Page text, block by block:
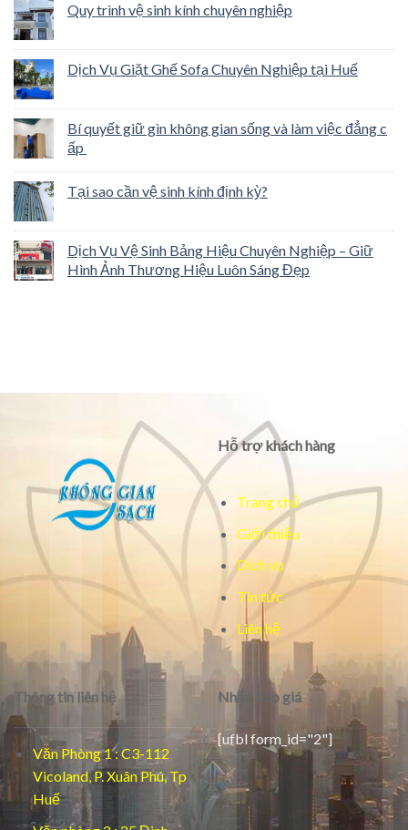
Quy trình vệ sinh kính chuyên nghiệp
Dịch Vụ Giặt Ghế Sofa Chuyên Nghiệp tại Huế
Bí quyết giữ gìn không gian sống và làm việc đẳng c
ấp
Tại sao cần vệ sinh kính định kỳ?
Dịch Vụ Vệ Sinh Bảng Hiệu Chuyên Nghiệp – Giữ
Hình Ảnh Thương Hiệu Luôn Sáng Đẹp
Hỗ trợ khách hàng
Trang chủ
Giới thiệu
Dịch vụ
Tin tức
Liên hệ
Thông tin liên hệ
Văn Phòng 1 : C3-112
Vicoland, P. Xuân Phú, Tp
Huế
Nhận báo giá
[ufbl form_id="2"]